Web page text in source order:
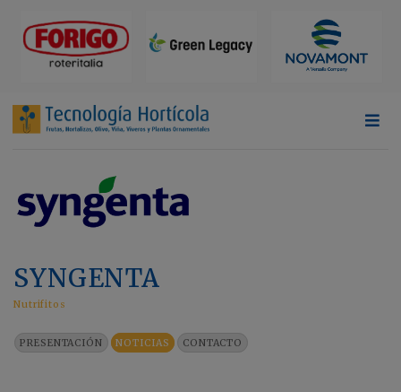
SYNGENTA
Nutrifitos
PRESENTACIÓN NOTICIAS CONTACTO